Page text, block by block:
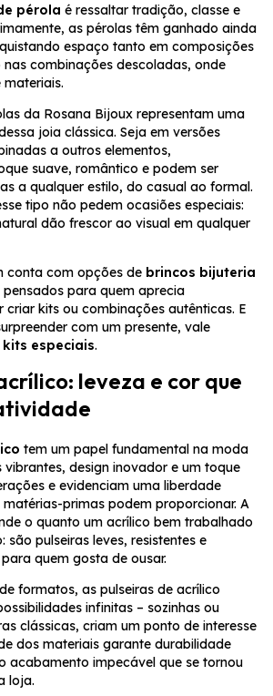
pérola é ressaltar tradição, classe e
as pérolas têm ganhado ainda
espaço tanto em composições
combinações descoladas, onde
da Rosana Bijoux representam uma
joia clássica. Seja em versões
a outros elementos,
suave, romântico e podem ser
a qualquer estilo, do casual ao formal.
tipo não pedem ocasiões especiais:
dão frescor ao visual em qualquer
conta com opções de brincos bijuteria
pensados para quem aprecia
criar kits ou combinações autênticas. E
com um presente, vale
kits especiais.
leveza e cor que
tem um papel fundamental na moda
vibrantes, design inovador e um toque
e evidenciam uma liberdade
primas podem proporcionar. A
o quanto um acrílico bem trabalhado
são pulseiras leves, resistentes e
quem gosta de ousar.
formatos, as pulseiras de acrílico
infinitas – sozinhas ou
clássicas, criam um ponto de interesse
dos materiais garante durabilidade
acabamento impecável que se tornou
loja.